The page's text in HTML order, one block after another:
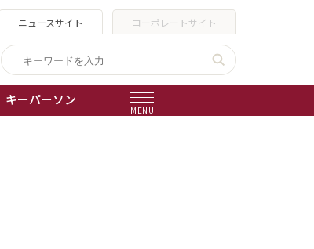
ニュースサイト コーポレートサイト
キーパーソン
MENU